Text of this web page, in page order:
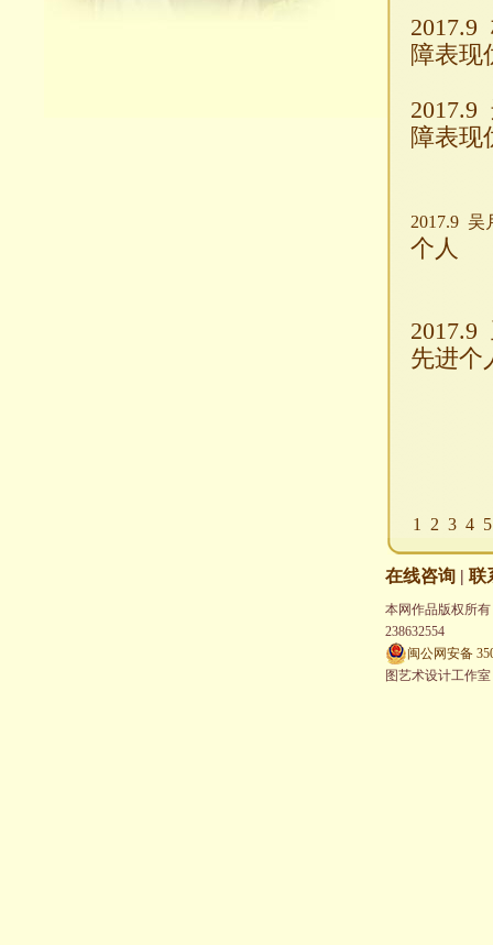
2017.9
障表现
2017.9
障表现
2017.9 吴
个人
2017.9
先进个
1 2 3 4 5
在线咨询 | 联
本网作品版权所
238632554
闽公网安备
图艺术设计工作室